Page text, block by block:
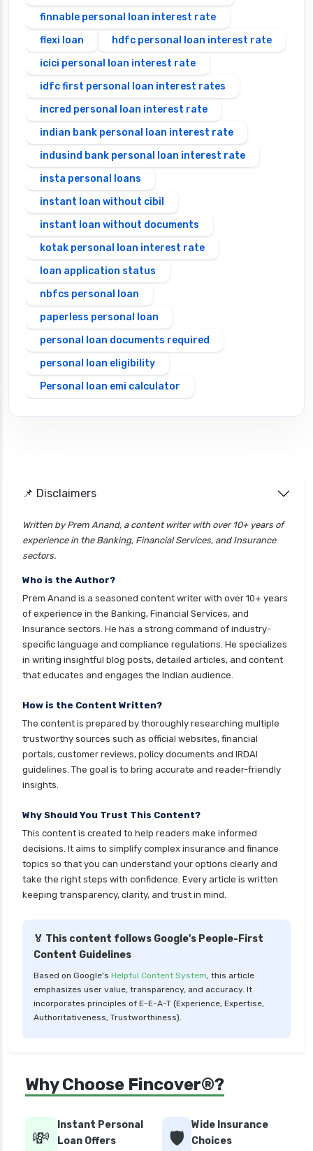
finnable personal loan interest rate
flexi loan
hdfc personal loan interest rate
icici personal loan interest rate
idfc first personal loan interest rates
incred personal loan interest rate
indian bank personal loan interest rate
indusind bank personal loan interest rate
insta personal loans
instant loan without cibil
instant loan without documents
kotak personal loan interest rate
loan application status
nbfcs personal loan
paperless personal loan
personal loan documents required
personal loan eligibility
Personal loan emi calculator
finance
personal loan eligibility icici
personal loan eligibility incred
personal loan eligibility indusind bank
personal loan eligibility kotak
personal loan eligibility shriram
personal loan eligibility tata capital
personal loan eligibility yes bank
personal loan for ca
personal loan for defence personnel
personal loan for doctors
personal loan for it professionals
personal loan for marriage
personal loan for nri
personal loan for pensioners
personal loan for self employed
personal loan for women
personal loan in 10 minutes
personal loan in andhra pradesh
personal loan in coimbatore
personal loan in delhi
personal loan in hyderabad
📌 Disclaimers
Written by Prem Anand, a content writer with over 10+ years of
experience in the Banking, Financial Services, and Insurance
sectors.
Who is the Author?
Prem Anand is a seasoned content writer with over 10+ years
of experience in the Banking, Financial Services, and
Insurance sectors. He has a strong command of industry-
specific language and compliance regulations. He specializes
in writing insightful blog posts, detailed articles, and content
that educates and engages the Indian audience.
How is the Content Written?
The content is prepared by thoroughly researching multiple
trustworthy sources such as official websites, financial
portals, customer reviews, policy documents and IRDAI
guidelines. The goal is to bring accurate and reader-friendly
insights.
Why Should You Trust This Content?
This content is created to help readers make informed
decisions. It aims to simplify complex insurance and finance
topics so that you can understand your options clearly and
take the right steps with confidence. Every article is written
keeping transparency, clarity, and trust in mind.
🏅 This content follows Google's People-First
Content Guidelines
Based on Google's Helpful Content System, this article
emphasizes user value, transparency, and accuracy. It
incorporates principles of E-E-A-T (Experience, Expertise,
Authoritativeness, Trustworthiness).
Why Choose Fincover®?
💸
Instant Personal
Loan Offers
🛡️
Wide Insurance
Choices